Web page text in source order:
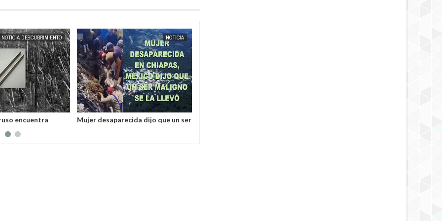
MAY 23, 2025 MAY
NOTICIA
dijo que un ser
NOTICIA
La enigmática estación de radio